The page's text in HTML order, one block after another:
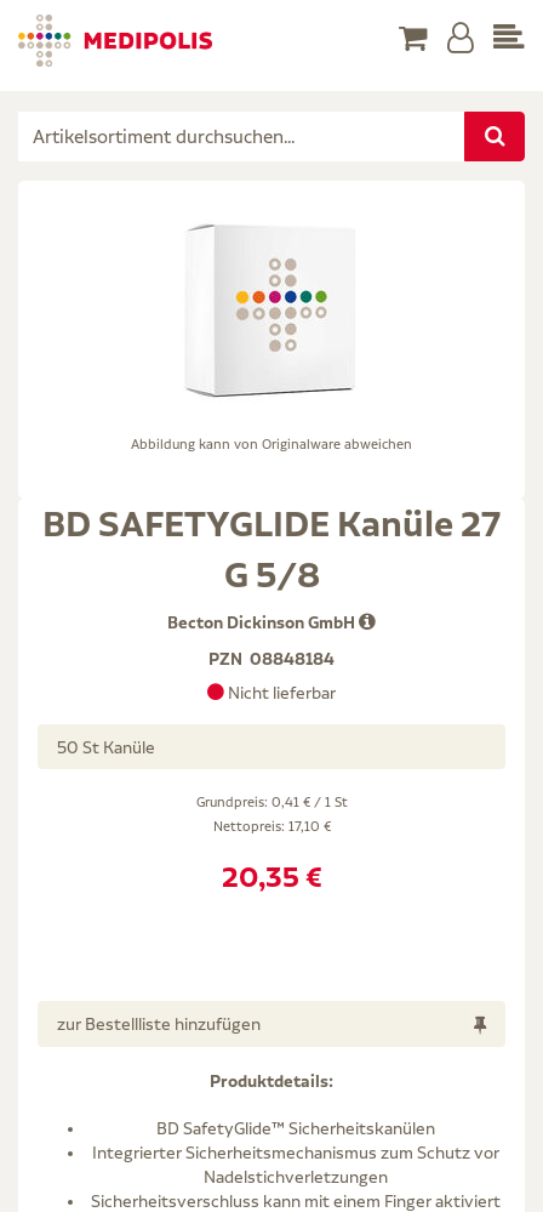
Abbildung kann von Originalware abweichen
BD SAFETYGLIDE Kanüle 27
G 5/8
Becton Dickinson GmbH
PZN 08848184
Nicht lieferbar
50 St Kanüle
Grundpreis: 0,41 € / 1 St
Nettopreis: 17,10 €
20,35 €
zur Bestellliste hinzufügen
Produktdetails:
BD SafetyGlide™ Sicherheitskanülen
Integrierter Sicherheitsmechanismus zum Schutz vor
Nadelstichverletzungen
Sicherheitsverschluss kann mit einem Finger aktiviert